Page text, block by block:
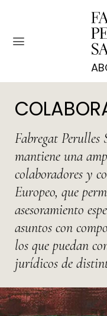
contenido
Fabregat Perulles
mantiene una
colaboradores y
Europeo, que
asesoramiento
asuntos con
los que puedan
jurídicos de